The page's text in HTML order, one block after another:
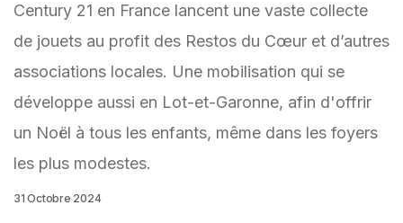
Century 21 en France lancent une vaste collecte
de jouets au profit des Restos du Cœur et d’autres
associations locales. Une mobilisation qui se
développe aussi en Lot-et-Garonne, afin d'offrir
un Noël à tous les enfants, même dans les foyers
les plus modestes.
31 Octobre 2024